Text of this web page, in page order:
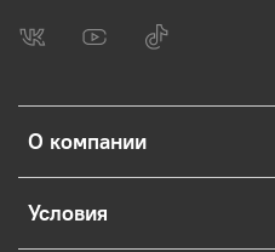
О компании
Условия